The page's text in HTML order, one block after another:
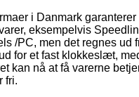
i Danmark
eksempelvis
/PC, men det regnes ud
for et fast klokkeslæt,
kan nå at få varerne
fri.